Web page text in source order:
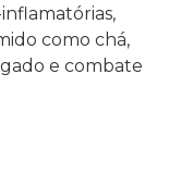
como chá,
e combate